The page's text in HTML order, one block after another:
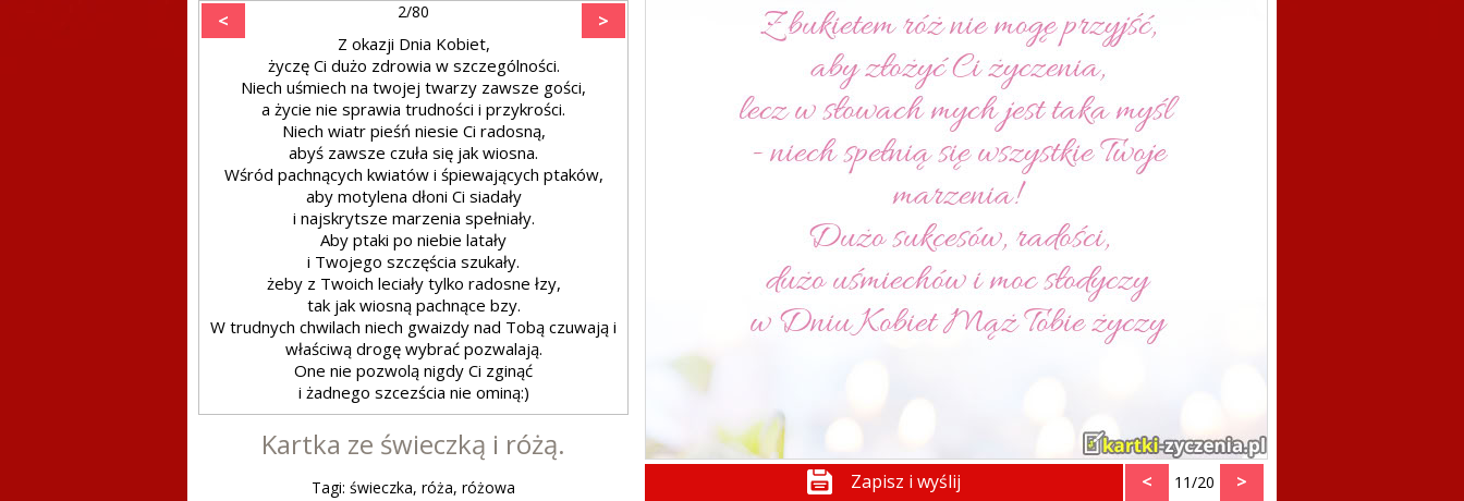
Zapisz i wyślij < 11/20 >
< 2/80 >
Z okazji Dnia Kobiet,
życzę Ci dużo zdrowia w szczególności.
Niech uśmiech na twojej twarzy zawsze gości,
a życie nie sprawia trudności i przykrości.
Niech wiatr pieśń niesie Ci radosną,
abyś zawsze czuła się jak wiosna.
Wśród pachnących kwiatów i śpiewających ptaków,
aby motylena dłoni Ci siadały
i najskrytsze marzenia spełniały.
Aby ptaki po niebie latały
i Twojego szczęścia szukały.
żeby z Twoich leciały tylko radosne łzy,
tak jak wiosną pachnące bzy.
W trudnych chwilach niech gwaizdy nad Tobą czuwają i
właściwą drogę wybrać pozwalają.
One nie pozwolą nigdy Ci zginąć
i żadnego szcezścia nie ominą:)
Kartka ze świeczką i różą.
Tagi: świeczka, róża, różowa